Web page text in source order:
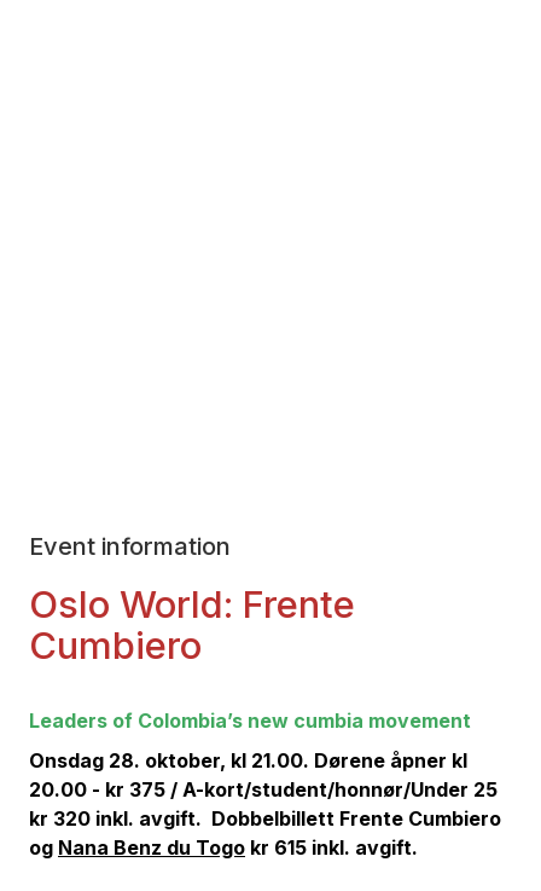
Event information
Oslo World: Frente
Cumbiero
Leaders of Colombia’s new cumbia movement
Onsdag 28. oktober, kl 21.00. Dørene åpner kl
20.00 - kr 375 / A-kort/student/honnør/Under 25
kr 320 inkl. avgift. Dobbelbillett Frente Cumbiero
og Nana Benz du Togo kr 615 inkl. avgift.